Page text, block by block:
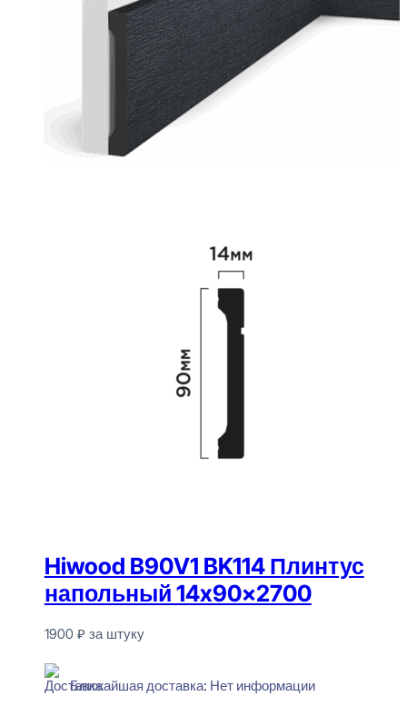
Hiwood B90V1 BK114 Плинтус
напольный 14x90x2700
1900 ₽ за штуку
Ближайшая доставка: Нет информации